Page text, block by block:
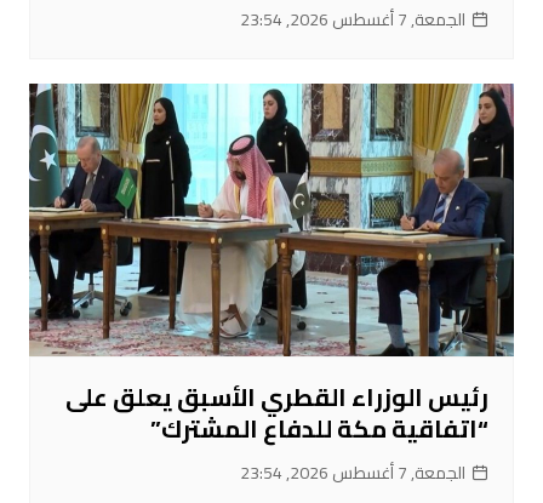
الجمعة, 7 أغسطس 2026, 23:54
رئيس الوزراء القطري الأسبق يعلق على
“اتفاقية مكة للدفاع المشترك”
الجمعة, 7 أغسطس 2026, 23:54